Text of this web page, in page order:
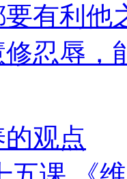
有利他
忍辱，
观点